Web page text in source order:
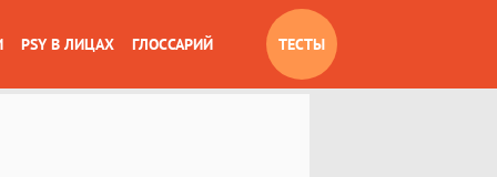
PSY В ЛИЦАХ ГЛОССАРИЙ ТЕСТЫ